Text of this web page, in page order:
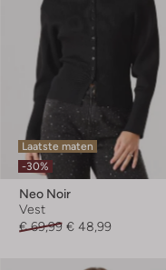
Laatste maten
-30%
Neo Noir
Vest
€ 69,99 € 48,99